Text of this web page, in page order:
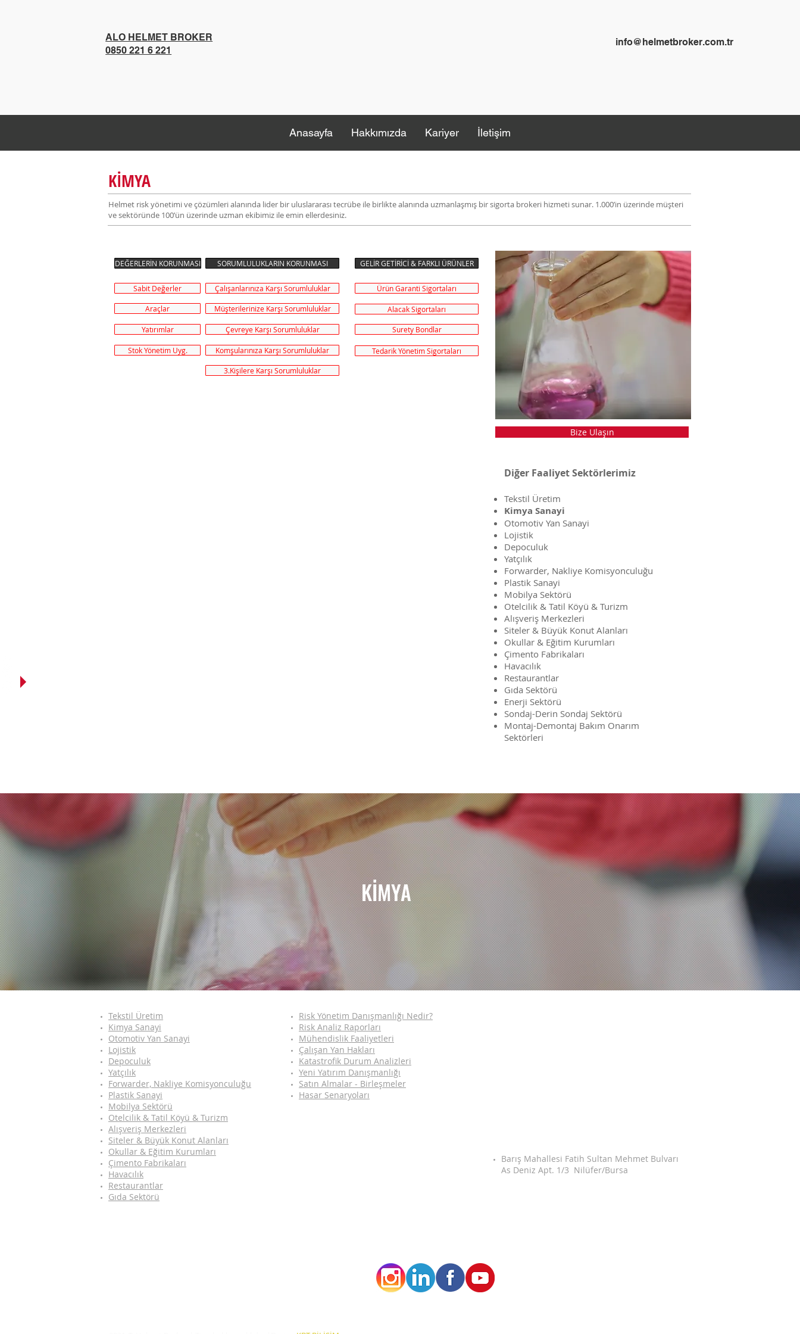
ALO HELMET BROKER
0850 221 6 221
info@helmetbroker.com.tr
Anasayfa Hakkımızda Kariyer İletişim
KİMYA
Helmet risk yönetimi ve çözümleri alanında lider bir uluslararası tecrübe ile birlikte alanında uzmanlaşmış bir sigorta brokeri hizmeti sunar. 1.000’in üzerinde müşteri
ve sektöründe 100’ün üzerinde uzman ekibimiz ile emin ellerdesiniz.
DEĞERLERİN KORUNMASI SORUMLULUKLARIN KORUNMASI
Sabit Değerler
Araçlar
Yatırımlar
Stok Yönetim Uyg.
Çalışanlarınıza Karşı Sorumluluklar
Müşterilerinize Karşı Sorumluluklar
Çevreye Karşı Sorumluluklar
Komşularınıza Karşı Sorumluluklar
GELİR GETİRİCİ & FARKLI ÜRÜNLER
Ürün Garanti Sigortaları
Alacak Sigortaları
Surety Bondlar
Tedarik Yönetim Sigortaları
3.Kişilere Karşı Sorumluluklar
Bize Ulaşın
​Diğer Faaliyet Sektörlerimiz
Tekstil Üretim
Kimya Sanayi
Otomotiv Yan Sanayi
Lojistik
Depoculuk
Yatçılık
Forwarder, Nakliye Komisyonculuğu
Plastik Sanayi
Mobilya Sektörü
Otelcilik & Tatil Köyü & Turizm
Alışveriş Merkezleri
Siteler & Büyük Konut Alanları
Okullar & Eğitim Kurumları
Çimento Fabrikaları
Havacılık
Restaurantlar
Gıda Sektörü
Enerji Sektörü
Sondaj-Derin Sondaj Sektörü
Montaj-Demontaj Bakım Onarım
Sektörleri
KİMYA
Tekstil Üretim
Kimya Sanayi
Otomotiv Yan Sanayi
Lojistik
Depoculuk
Yatçılık
Forwarder, Nakliye Komisyonculuğu
Plastik Sanayi
Mobilya Sektörü
Otelcilik & Tatil Köyü & Turizm
Alışveriş Merkezleri
Siteler & Büyük Konut Alanları
Okullar & Eğitim Kurumları
Çimento Fabrikaları
Havacılık
Restaurantlar
Gıda Sektörü
Risk Yönetim Danışmanlığı Nedir?
Risk Analiz Raporları
Mühendislik Faaliyetleri
Çalışan Yan Hakları
Katastrofik Durum Analizleri
Yeni Yatırım Danışmanlığı
Satın Almalar - Birleşmeler
Hasar Senaryoları
Barış Mahallesi Fatih Sultan Mehmet Bulvarı
As Deniz Apt. 1/3 Nilüfer/Bursa